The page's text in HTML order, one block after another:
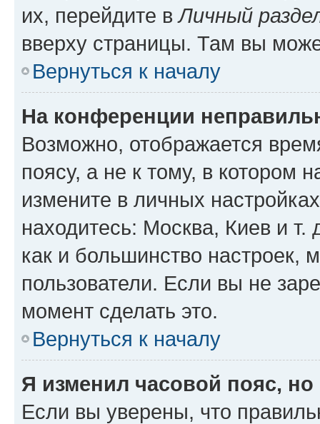
их, перейдите вЛичный
вверху страницы. Там вы
Вернуться к началу
На конференции
Возможно, отображается
поясу, а не к тому, в котором
измените в личных
находитесь: Москва, Киев и т.
как и большинство настроек,
пользователи. Если вы не
момент сделать это.
Вернуться к началу
Я изменил часовой пояс,
Если вы уверены, что